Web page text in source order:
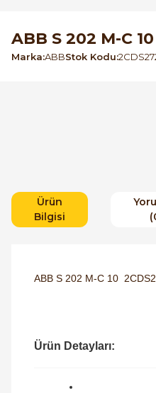
ABB S 202 M-C
Marka ABBStok Kodu
Ürün
Bilgisi
ABB S 202 M-C 10
Ürün Detayları: